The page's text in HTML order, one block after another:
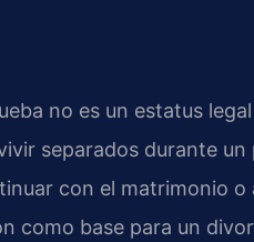
no es un estatus
separados durante
con el matrimonio
como base para un